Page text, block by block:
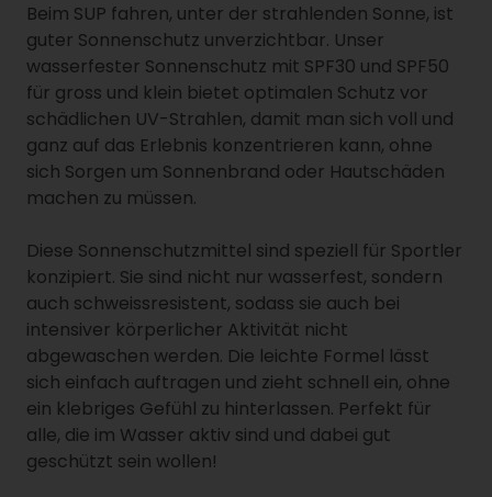
Beim SUP fahren, unter der strahlenden Sonne, ist
guter Sonnenschutz unverzichtbar. Unser
wasserfester Sonnenschutz mit SPF30 und SPF50
für gross und klein bietet optimalen Schutz vor
schädlichen UV-Strahlen, damit man sich voll und
ganz auf das Erlebnis konzentrieren kann, ohne
sich Sorgen um Sonnenbrand oder Hautschäden
machen zu müssen.
Diese Sonnenschutzmittel sind speziell für Sportler
konzipiert. Sie sind nicht nur wasserfest, sondern
auch schweissresistent, sodass sie auch bei
intensiver körperlicher Aktivität nicht
abgewaschen werden. Die leichte Formel lässt
sich einfach auftragen und zieht schnell ein, ohne
ein klebriges Gefühl zu hinterlassen. Perfekt für
alle, die im Wasser aktiv sind und dabei gut
geschützt sein wollen!